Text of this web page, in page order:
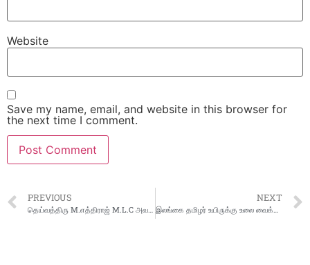
Website
Save my name, email, and website in this browser for
the next time I comment.
PREVIOUS
தெய்வத்திரு M.எத்திராஜ் M.L.C அவர்களின் 105வது பிறந்த நாள் – தமிழ்நாடு சலவைத்தொழிலாளர் பேரவை மரியாதை செலுத்தி கொண்டாட்டம்
NEXT
இலங்கை தமிழர் உயிருக்கு உலை வைக்கும் அடுக்குமாடி குடியிருப்பு…போலி திராவிட மாடல் ஆட்சி – Dr. S G SURYA